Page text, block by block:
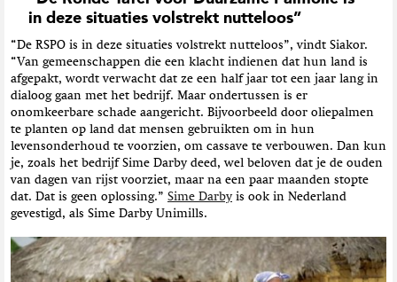
in deze situaties volstrekt nutteloos”
“De RSPO is in deze situaties volstrekt nutteloos”, vindt Siakor.
“Van gemeenschappen die een klacht indienen dat hun land is
afgepakt, wordt verwacht dat ze een half jaar tot een jaar lang in
dialoog gaan met het bedrijf. Maar ondertussen is er
onomkeerbare schade aangericht. Bijvoorbeeld door oliepalmen
te planten op land dat mensen gebruikten om in hun
levensonderhoud te voorzien, om cassave te verbouwen. Dan kun
je, zoals het bedrijf Sime Darby deed, wel beloven dat je de ouden
van dagen van rijst voorziet, maar na een paar maanden stopte
dat. Dat is geen oplossing.” Sime Darby is ook in Nederland
gevestigd, als Sime Darby Unimills.